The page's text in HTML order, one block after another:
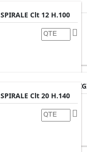
les prix et les
vous devez vous
Clt 12 H.100
ARIZONICA
les prix et les
vous devez vous
Clt 20 H.140